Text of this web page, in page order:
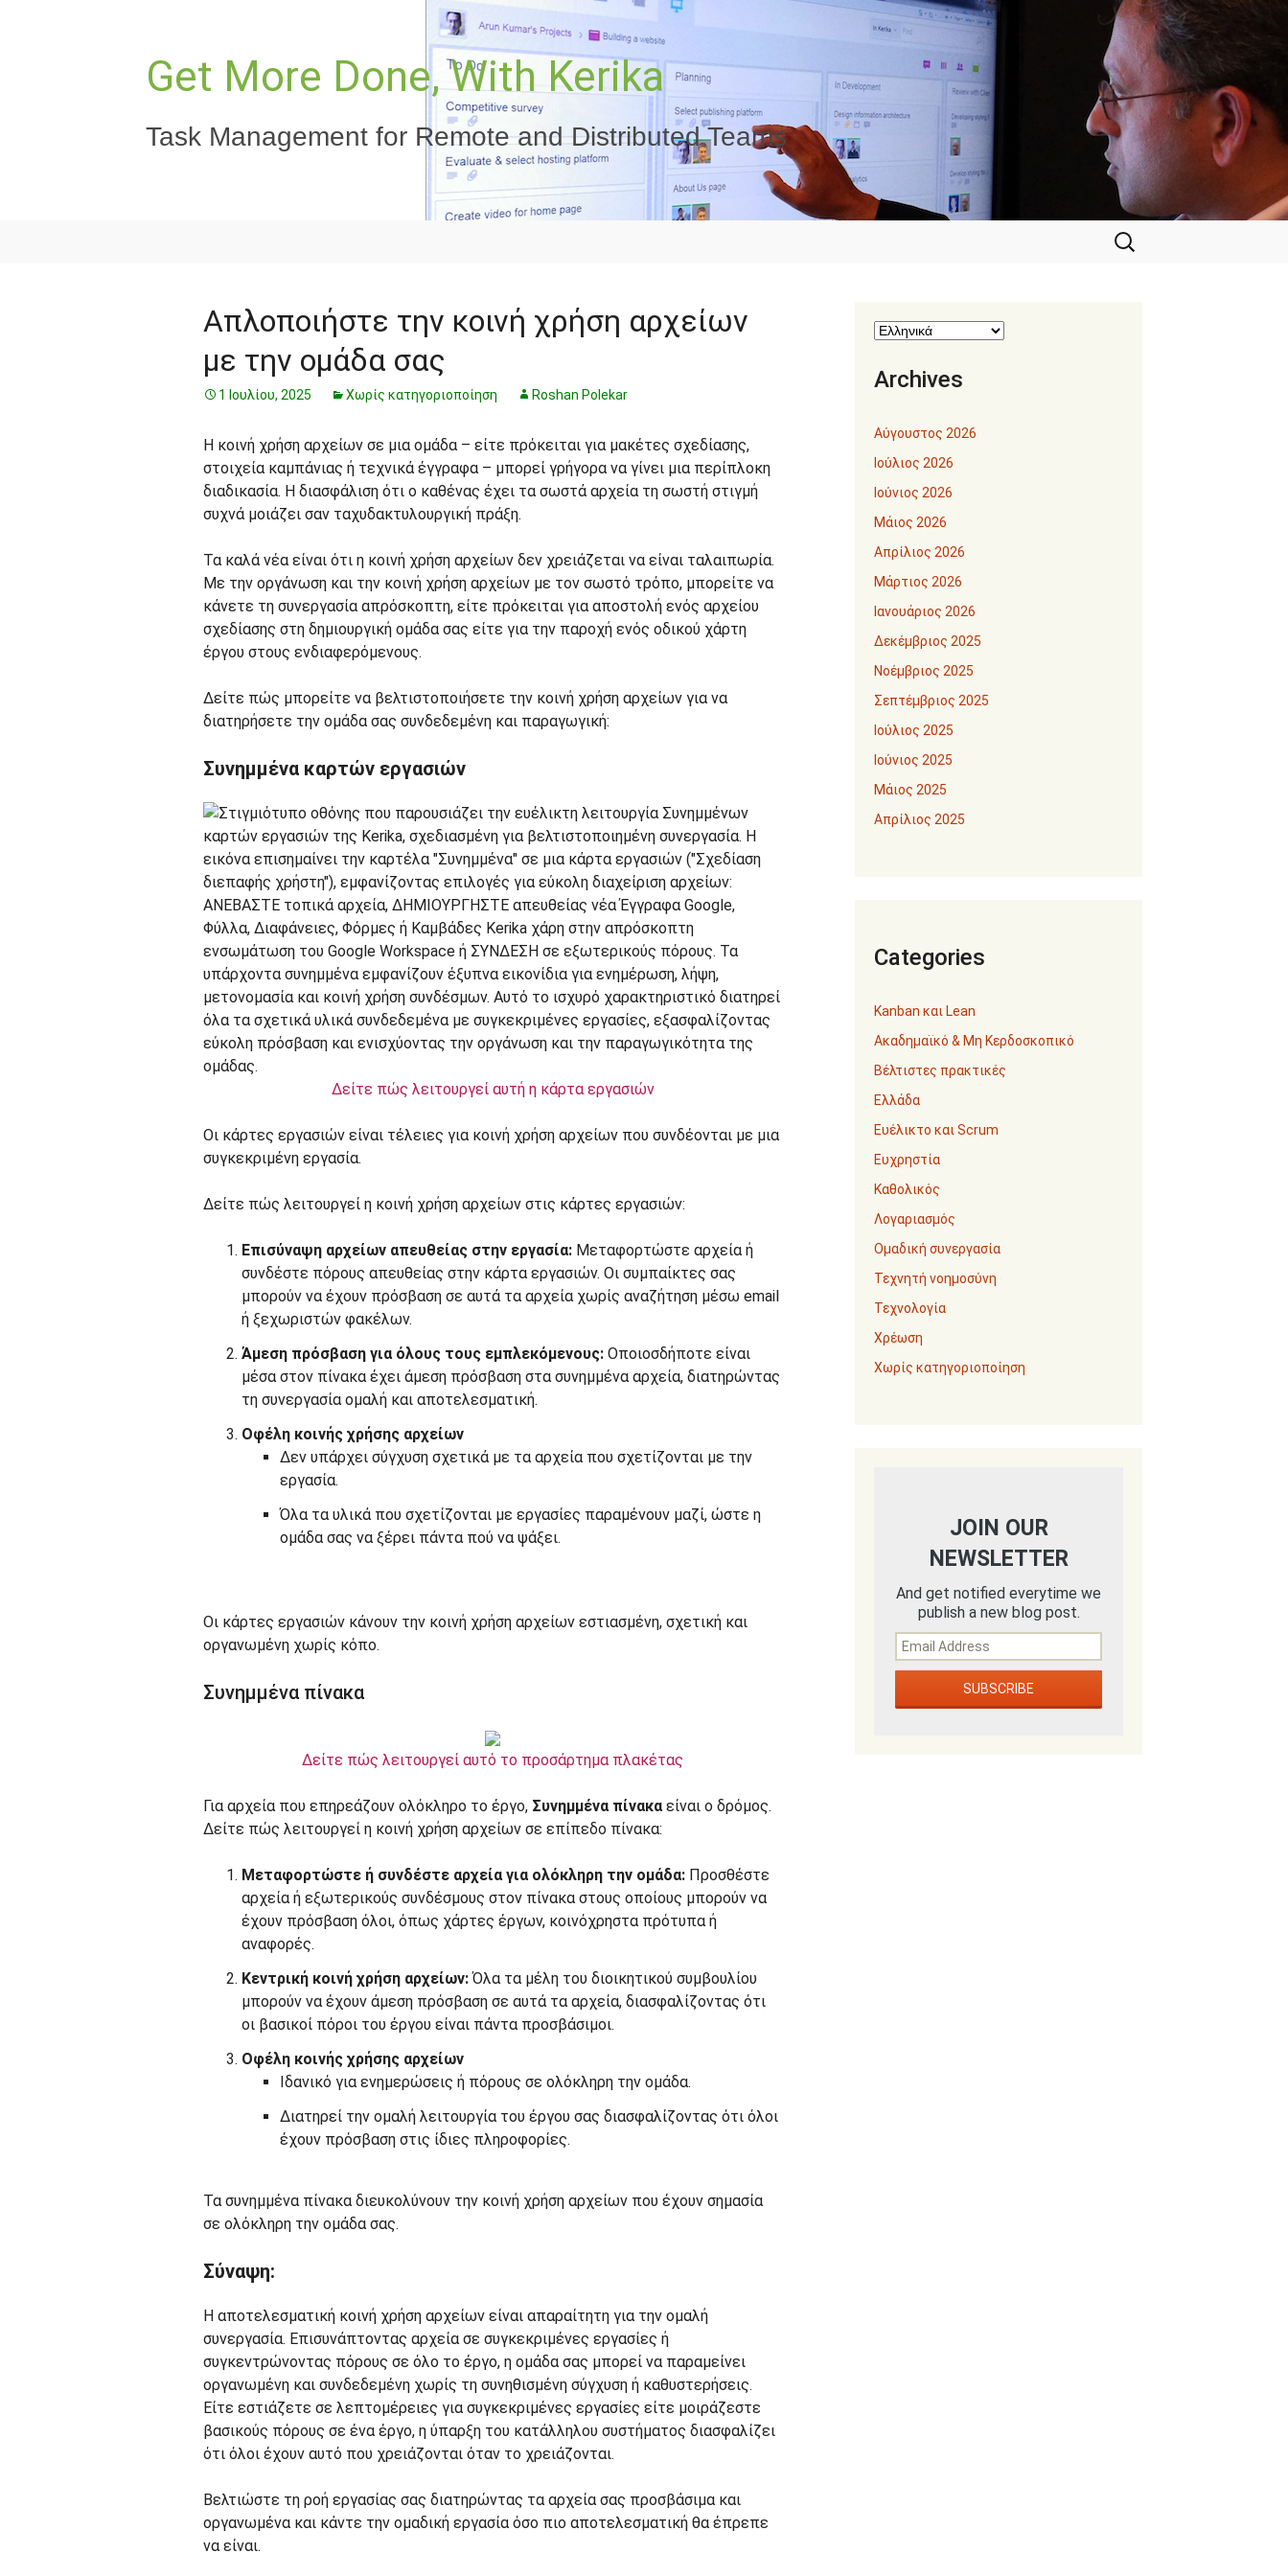
Get More Done, With Kerika
Task Management for Remote and Distributed Teams
Αναζήτηση
για:
Απλοποιήστε την κοινή χρήση αρχείων
με την ομάδα σας
1 Ιουλίου, 2025 Χωρίς κατηγοριοποίηση Roshan Polekar
Η κοινή χρήση αρχείων σε μια ομάδα – είτε πρόκειται για μακέτες σχεδίασης,
στοιχεία καμπάνιας ή τεχνικά έγγραφα – μπορεί γρήγορα να γίνει μια περίπλοκη
διαδικασία. Η διασφάλιση ότι ο καθένας έχει τα σωστά αρχεία τη σωστή στιγμή
συχνά μοιάζει σαν ταχυδακτυλουργική πράξη.
Τα καλά νέα είναι ότι η κοινή χρήση αρχείων δεν χρειάζεται να είναι ταλαιπωρία.
Με την οργάνωση και την κοινή χρήση αρχείων με τον σωστό τρόπο, μπορείτε να
κάνετε τη συνεργασία απρόσκοπτη, είτε πρόκειται για αποστολή ενός αρχείου
σχεδίασης στη δημιουργική ομάδα σας είτε για την παροχή ενός οδικού χάρτη
έργου στους ενδιαφερόμενους.
Δείτε πώς μπορείτε να βελτιστοποιήσετε την κοινή χρήση αρχείων για να
διατηρήσετε την ομάδα σας συνδεδεμένη και παραγωγική:
Συνημμένα καρτών εργασιών
Δείτε πώς λειτουργεί αυτή η κάρτα εργασιών
Οι κάρτες εργασιών είναι τέλειες για κοινή χρήση αρχείων που συνδέονται με μια
συγκεκριμένη εργασία.
Δείτε πώς λειτουργεί η κοινή χρήση αρχείων στις κάρτες εργασιών:
Επισύναψη αρχείων απευθείας στην εργασία: Μεταφορτώστε αρχεία ή
συνδέστε πόρους απευθείας στην κάρτα εργασιών. Οι συμπαίκτες σας
μπορούν να έχουν πρόσβαση σε αυτά τα αρχεία χωρίς αναζήτηση μέσω email
ή ξεχωριστών φακέλων.
Άμεση πρόσβαση για όλους τους εμπλεκόμενους: Οποιοσδήποτε είναι
μέσα στον πίνακα έχει άμεση πρόσβαση στα συνημμένα αρχεία, διατηρώντας
τη συνεργασία ομαλή και αποτελεσματική.
Οφέλη κοινής χρήσης αρχείων
Δεν υπάρχει σύγχυση σχετικά με τα αρχεία που σχετίζονται με την
εργασία.
Όλα τα υλικά που σχετίζονται με εργασίες παραμένουν μαζί, ώστε η
ομάδα σας να ξέρει πάντα πού να ψάξει.
Οι κάρτες εργασιών κάνουν την κοινή χρήση αρχείων εστιασμένη, σχετική και
οργανωμένη χωρίς κόπο.
Συνημμένα πίνακα
Δείτε πώς λειτουργεί αυτό το προσάρτημα πλακέτας
Για αρχεία που επηρεάζουν ολόκληρο το έργο, Συνημμένα πίνακα είναι ο δρόμος.
Δείτε πώς λειτουργεί η κοινή χρήση αρχείων σε επίπεδο πίνακα:
Μεταφορτώστε ή συνδέστε αρχεία για ολόκληρη την ομάδα: Προσθέστε
αρχεία ή εξωτερικούς συνδέσμους στον πίνακα στους οποίους μπορούν να
έχουν πρόσβαση όλοι, όπως χάρτες έργων, κοινόχρηστα πρότυπα ή
αναφορές.
Κεντρική κοινή χρήση αρχείων:Όλα τα μέλη του διοικητικού συμβουλίου
μπορούν να έχουν άμεση πρόσβαση σε αυτά τα αρχεία, διασφαλίζοντας ότι
οι βασικοί πόροι του έργου είναι πάντα προσβάσιμοι.
Οφέλη κοινής χρήσης αρχείων
Ιδανικό για ενημερώσεις ή πόρους σε ολόκληρη την ομάδα.
Διατηρεί την ομαλή λειτουργία του έργου σας διασφαλίζοντας ότι όλοι
έχουν πρόσβαση στις ίδιες πληροφορίες.
Τα συνημμένα πίνακα διευκολύνουν την κοινή χρήση αρχείων που έχουν σημασία
σε ολόκληρη την ομάδα σας.
Σύναψη:
Η αποτελεσματική κοινή χρήση αρχείων είναι απαραίτητη για την ομαλή
συνεργασία. Επισυνάπτοντας αρχεία σε συγκεκριμένες εργασίες ή
συγκεντρώνοντας πόρους σε όλο το έργο, η ομάδα σας μπορεί να παραμείνει
οργανωμένη και συνδεδεμένη χωρίς τη συνηθισμένη σύγχυση ή καθυστερήσεις.
Είτε εστιάζετε σε λεπτομέρειες για συγκεκριμένες εργασίες είτε μοιράζεστε
βασικούς πόρους σε ένα έργο, η ύπαρξη του κατάλληλου συστήματος διασφαλίζει
ότι όλοι έχουν αυτό που χρειάζονται όταν το χρειάζονται.
Βελτιώστε τη ροή εργασίας σας διατηρώντας τα αρχεία σας προσβάσιμα και
οργανωμένα και κάντε την ομαδική εργασία όσο πιο αποτελεσματική θα έπρεπε
να είναι.
Archives
Αύγουστος 2026
Ιούλιος 2026
Ιούνιος 2026
Μάιος 2026
Απρίλιος 2026
Μάρτιος 2026
Ιανουάριος 2026
Δεκέμβριος 2025
Νοέμβριος 2025
Σεπτέμβριος 2025
Ιούλιος 2025
Ιούνιος 2025
Μάιος 2025
Απρίλιος 2025
Categories
Kanban και Lean
Ακαδημαϊκό & Μη Κερδοσκοπικό
Βέλτιστες πρακτικές
Ελλάδα
Ευέλικτο και Scrum
Ευχρηστία
Καθολικός
Λογαριασμός
Ομαδική συνεργασία
Τεχνητή νοημοσύνη
Τεχνολογία
Χρέωση
Χωρίς κατηγοριοποίηση
JOIN OUR
NEWSLETTER
And get notified everytime we
publish a new blog post.